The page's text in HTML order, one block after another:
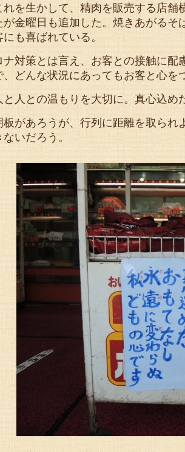
れを生かして、精肉を販売する店
が金曜日も追加した。焼きあがる
も喜ばれている。
対策とは言え、お客との接触に配
、どんな状況にあってもお客と心を
人との温もりを大切に。真心込め
があろうが、行列に距離を取られ
いだろう。